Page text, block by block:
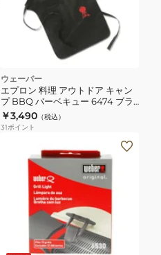
ウェーバー
エプロン 料理 アウトドア キャン
プ BBQ バーベキュー 6474 ブラ
ック
￥3,490 （税込）
31ポイント